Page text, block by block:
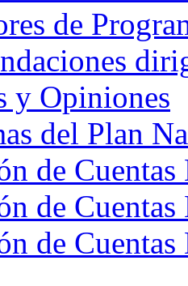
de
y Opiniones
del Plan
de Cuentas
de Cuentas
de